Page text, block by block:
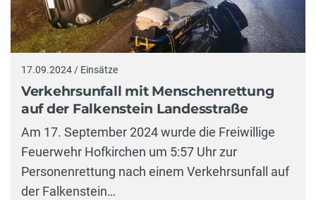
17.09.2024 / Einsätze
Verkehrsunfall mit Menschenrettung
auf der Falkenstein Landesstraße
Am 17. September 2024 wurde die Freiwillige
Feuerwehr Hofkirchen um 5:57 Uhr zur
Personenrettung nach einem Verkehrsunfall auf
der Falkenstein…